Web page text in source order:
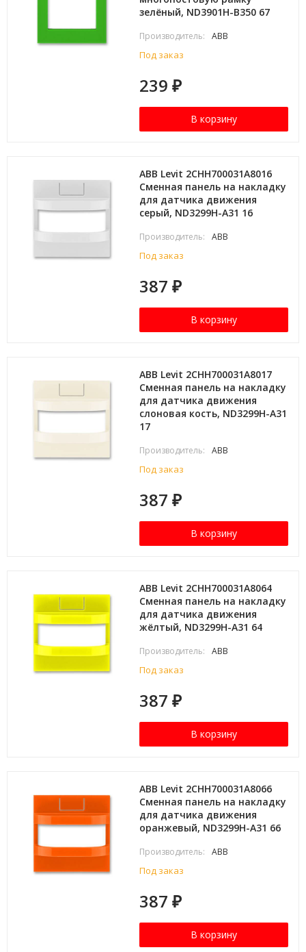
зелёный, ND3901H-B350 67
Производитель: ABB
Под заказ
239₽
В корзину
ABB Levit 2CHH700031A8016
Сменная панель на накладку
для датчика движения
серый, ND3299H-A31 16
Производитель: ABB
Под заказ
387₽
В корзину
ABB Levit 2CHH700031A8017
Сменная панель на накладку
для датчика движения
слоновая кость, ND3299H-A31
17
Производитель: ABB
Под заказ
387₽
В корзину
ABB Levit 2CHH700031A8064
Сменная панель на накладку
для датчика движения
жёлтый, ND3299H-A31 64
Производитель: ABB
Под заказ
387₽
В корзину
ABB Levit 2CHH700031A8066
Сменная панель на накладку
для датчика движения
оранжевый, ND3299H-A31 66
Производитель: ABB
Под заказ
387₽
В корзину